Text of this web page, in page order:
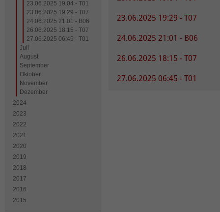
23.06.2025 19:04 - T01
23.06.2025 19:29 - T07
24.06.2025 21:01 - B06
26.06.2025 18:15 - T07
27.06.2025 06:45 - T01
Juli
August
September
Oktober
November
Dezember
2024
2023
2022
2021
2020
2019
2018
2017
2016
2015
23.06.2025 19:29 - T07
24.06.2025 21:01 - B06
26.06.2025 18:15 - T07
27.06.2025 06:45 - T01